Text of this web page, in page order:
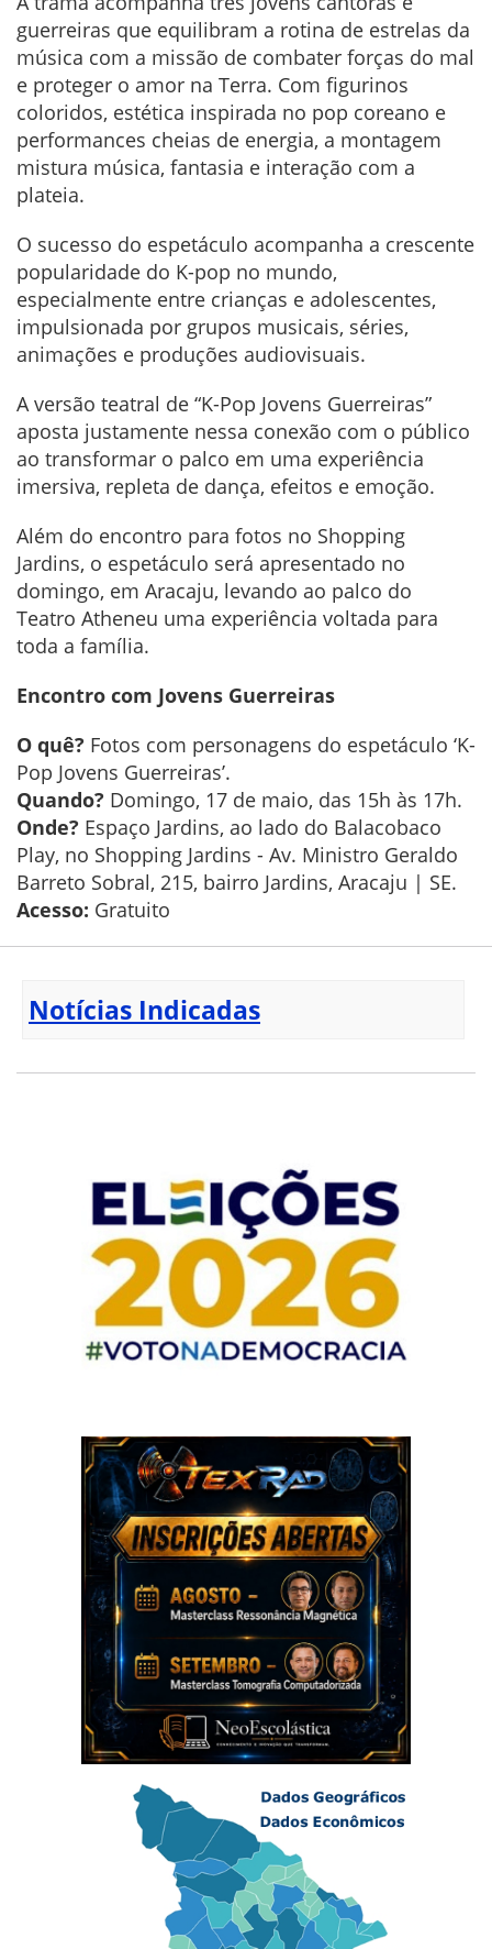
guerreiras que equilibram a rotina de estrelas da
música com a missão de combater forças do mal
e proteger o amor na Terra. Com figurinos
coloridos, estética inspirada no pop coreano e
performances cheias de energia, a montagem
mistura música, fantasia e interação com a
plateia.
O sucesso do espetáculo acompanha a crescente
popularidade do K-pop no mundo,
especialmente entre crianças e adolescentes,
impulsionada por grupos musicais, séries,
animações e produções audiovisuais.
A versão teatral de “K-Pop Jovens Guerreiras”
aposta justamente nessa conexão com o público
ao transformar o palco em uma experiência
imersiva, repleta de dança, efeitos e emoção.
Além do encontro para fotos no Shopping
Jardins, o espetáculo será apresentado no
domingo, em Aracaju, levando ao palco do
Teatro Atheneu uma experiência voltada para
toda a família.
Encontro com Jovens Guerreiras
O quê? Fotos com personagens do espetáculo ‘K-
Pop Jovens Guerreiras’.
Quando? Domingo, 17 de maio, das 15h às 17h.
Onde? Espaço Jardins, ao lado do Balacobaco
Play, no Shopping Jardins - Av. Ministro Geraldo
Barreto Sobral, 215, bairro Jardins, Aracaju | SE.
Acesso: Gratuito
Notícias Indicadas